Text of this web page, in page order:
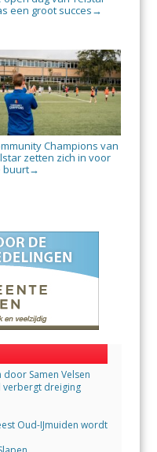
een groot succes →
Champions van
zetten zich in voor
buurt→
Samen Velsen
verbergt dreiging
Oud-IJmuiden wordt